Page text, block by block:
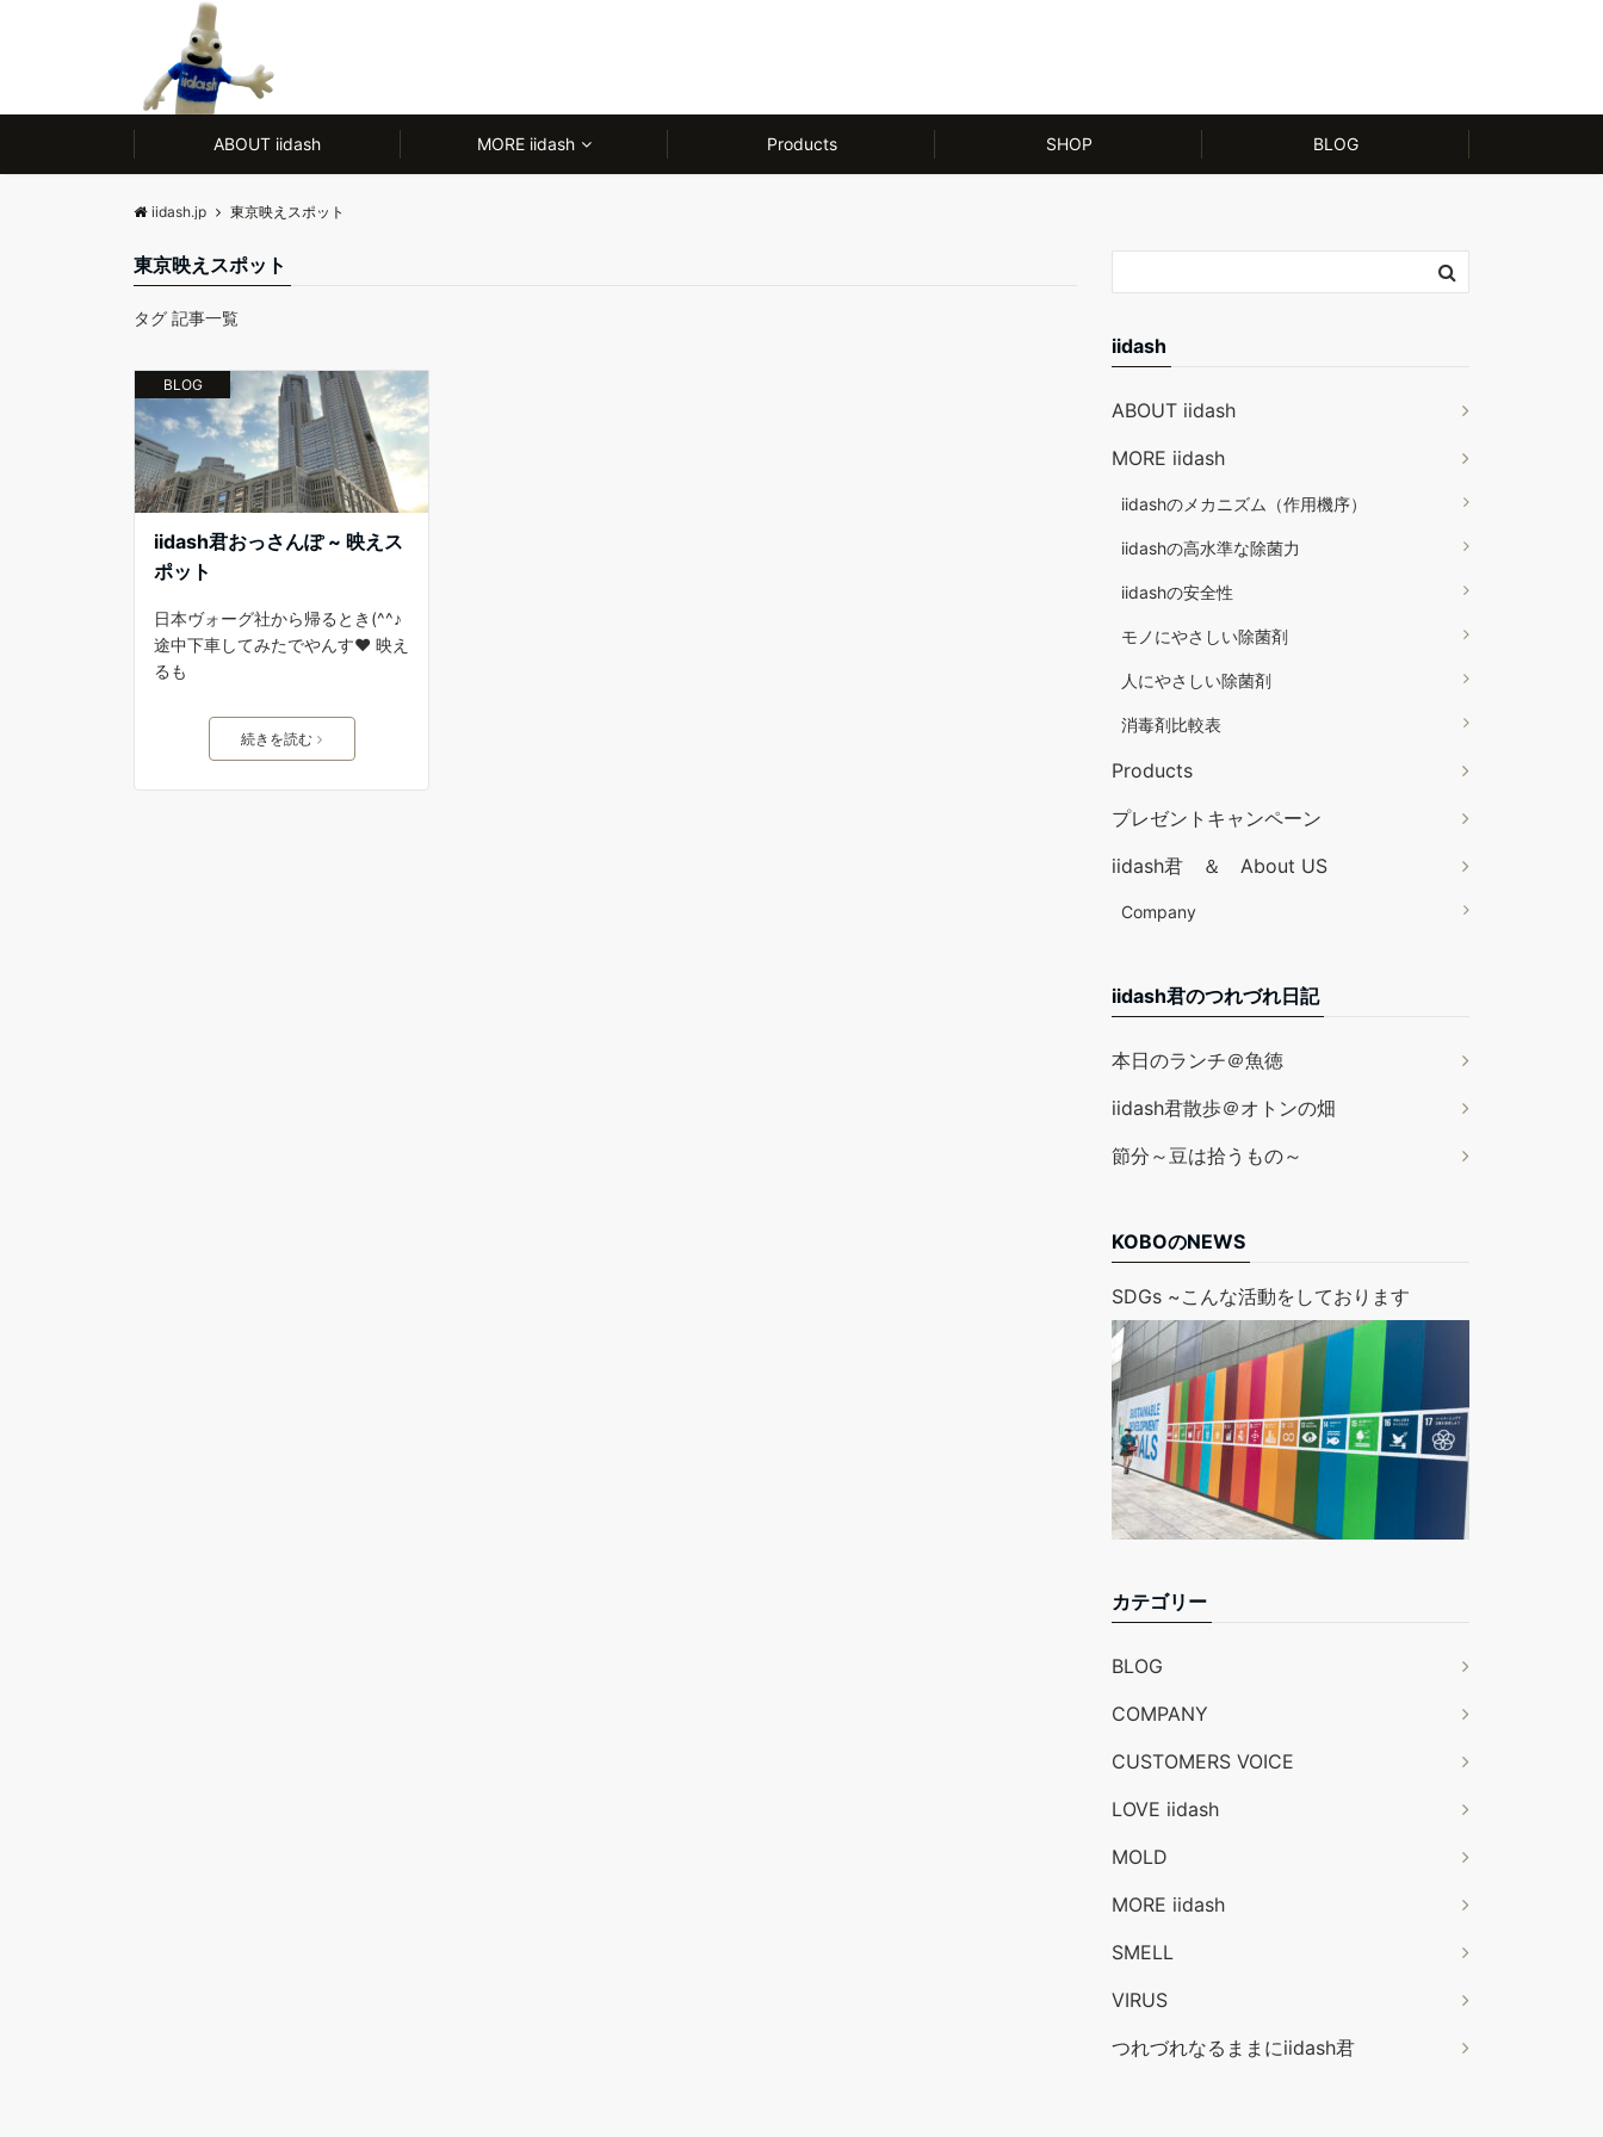
ABOUT iidash MORE iidash Products SHOP BLOG
iidash.jp 東京映えスポット
東京映えスポット
タグ 記事一覧
BLOG
iidash君おっさんぽ ~ 映えス
ポット
日本ヴォーグ社から帰るとき(^^♪
途中下車してみたでやんす❤️ 映え
るも
続きを読む
iidash
ABOUT iidash
MORE iidash
iidashのメカニズム（作用機序）
iidashの高水準な除菌力
iidashの安全性
モノにやさしい除菌剤
人にやさしい除菌剤
消毒剤比較表
Products
プレゼントキャンペーン
iidash君 ＆ About US
Company
iidash君のつれづれ日記
本日のランチ＠魚徳
iidash君散歩＠オトンの畑
節分～豆は拾うもの～
KOBOのNEWS
SDGs ~こんな活動をしております
カテゴリー
BLOG
COMPANY
CUSTOMERS VOICE
LOVE iidash
MOLD
MORE iidash
SMELL
VIRUS
つれづれなるままにiidash君